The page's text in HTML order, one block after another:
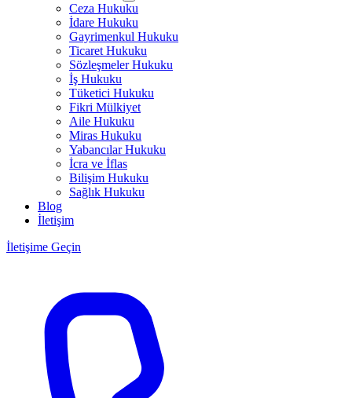
Ceza Hukuku
İdare Hukuku
Gayrimenkul Hukuku
Ticaret Hukuku
Sözleşmeler Hukuku
İş Hukuku
Tüketici Hukuku
Fikri Mülkiyet
Aile Hukuku
Miras Hukuku
Yabancılar Hukuku
İcra ve İflas
Bilişim Hukuku
Sağlık Hukuku
Blog
İletişim
İletişime Geçin